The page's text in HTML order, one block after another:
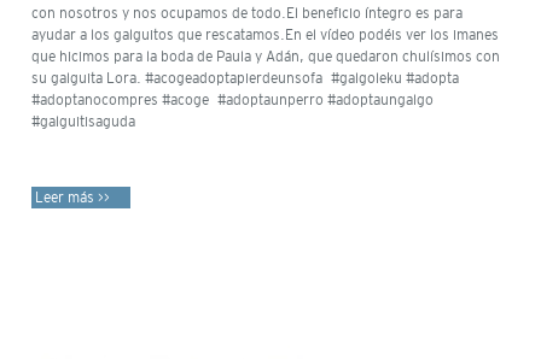
con nosotros y nos ocupamos de todo.El beneficio íntegro es para
ayudar a los galguitos que rescatamos.En el vídeo podéis ver los imanes
que hicimos para la boda de Paula y Adán, que quedaron chulísimos con
su galguita Lora. #acogeadoptapierdeunsofa #galgoleku #adopta
#adoptanocompres #acoge #adoptaunperro #adoptaungalgo
#galguitisaguda
Leer más >>